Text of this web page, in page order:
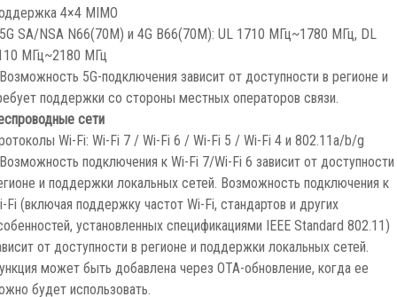
4×4 MIMO
SA/NSA N66(70M) и 4G B66(70M): UL 1710 МГц~1780 МГц, DL
МГц~2180 МГц
5G-подключения зависит от доступности в регионе и
поддержки со стороны местных операторов связи.
сети
Wi-Fi: Wi-Fi 7 / Wi-Fi 6 / Wi-Fi 5 / Wi-Fi 4 и 802.11a/b/g
подключения к Wi-Fi 7/Wi-Fi 6 зависит от доступности
и поддержки локальных сетей. Возможность подключения к
Fi (включая поддержку частот Wi-Fi, стандартов и других
установленных спецификациями IEEE Standard 802.11)
от доступности в регионе и поддержки локальных сетей.
может быть добавлена ​​через ОТА-обновление, когда ее
будет использовать.